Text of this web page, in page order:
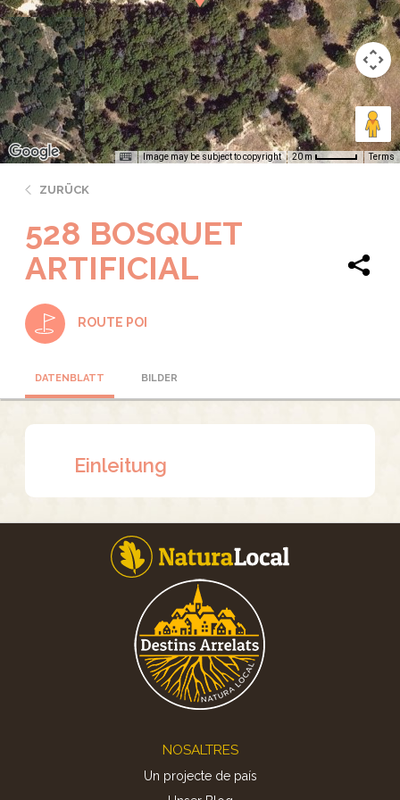
Image may be subject to copyright 20 m Terms
ZURÜCK
528 BOSQUET
ARTIFICIAL
ROUTE POI
DATENBLATT BILDER
Einleitung
NOSALTRES
Un projecte de país